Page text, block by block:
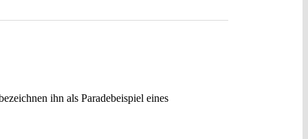
ihn als Paradebeispiel eines